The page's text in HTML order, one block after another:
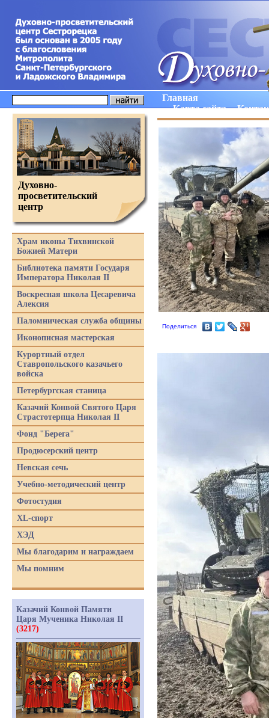
Главная
Карта сайта
Поделиться
Духовно-
просветительский
центр
Храм иконы Тихвинской
Божией Матери
Библиотека памяти Государя
Императора Николая II
Воскресная школа Цесаревича
Алексия
Паломническая служба общины
Иконописная мастерская
Курортный отдел
Ставропольского казачьего
войска
Петербургская станица
Казачий Конвой Святого Царя
Страстотерпца Николая II
Фонд "Берега"
Продюсерский центр
Невская сечь
Учебно-методический центр
Фотостудия
XL-спорт
ХЭД
Мы благодарим и награждаем
Мы помним
Казачий Конвой Памяти
Царя Мученика Николая II
(3217)